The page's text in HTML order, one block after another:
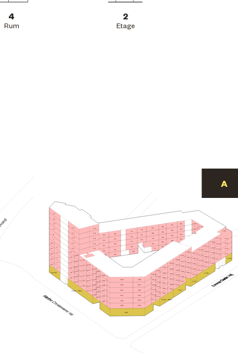
4
Rum
2
Etage
96
95
94
93
90
9
89
88
86
85
84
83
82
81
80
79
78
77
76
75
74
73
72
71
70
7
69
68
67
66
65
64
63
62
61
60
59
5
4
37
36
35
34
33 32
31
3
29 28
27 26
25 24
230
23
229
228
227
226
225
224
223
222
221
220
22
219
218
217
216
215
214
213
212
211
210
21
209
208
207
206
205
204
203
202
201
200
20
2
199
198
197
196
195
194
193
192
191
190
188
187
186
185
184
183
182
181
180
18
179
178
177
176
175
174
173
172
171
170
17
169
168
167
166
165
164
163
162
161
160
159
158
157
156
155
154
153
152
151
150
15
149
148
147
146
145
144
143
142
141
140
139
138
137
136
135
134
133
132
131
130
13
129
128
127
126
125
124
123
122
121
120
119
118
117
116
115
114
113
112
111
11
106
105
104
1
Café
Føtex / Netto
Føtex / Netto
L.01
L.05
L.08
L.09
Apotek